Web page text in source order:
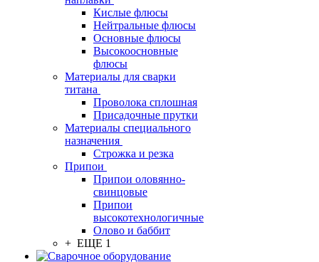
Кислые флюсы
Нейтральные флюсы
Основные флюсы
Высокоосновные
флюсы
Материалы для сварки
титана
Проволока сплошная
Присадочные прутки
Материалы специального
назначения
Строжка и резка
Припои
Припои оловянно-
свинцовые
Припои
высокотехнологичные
Олово и баббит
+ ЕЩЕ 1